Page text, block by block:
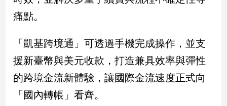
國
會
點
觀
點
痛點。
「凱基跨境通」可透過手機完成操作，並支
援新臺幣與美元收款，打造兼具效率與彈性
的跨境金流新體驗，讓國際金流速度正式向
「國內轉帳」看齊。